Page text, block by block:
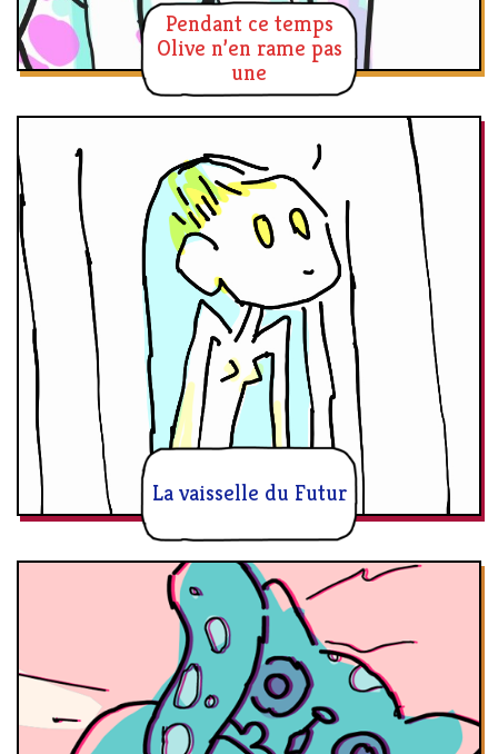
Pendant ce temps
Olive n’en rame pas
une
La vaisselle du Futur